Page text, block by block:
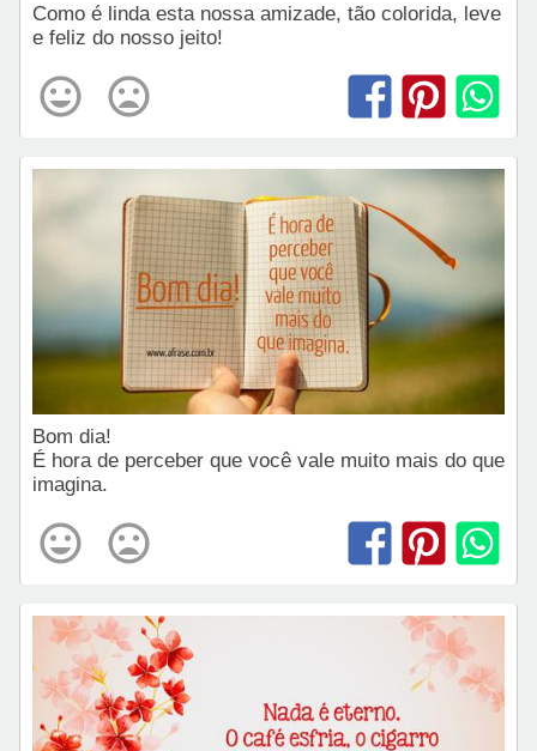
Como é linda esta nossa amizade, tão colorida, leve
e feliz do nosso jeito!
Bom dia!
É hora de perceber que você vale muito mais do que
imagina.